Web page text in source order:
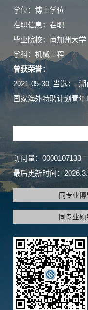
学位：博士学位
在职信息：在职
毕业院校：南加州大学
学科：机械工程
曾获荣誉：
2021-05-30 当选： 湖
国家海外特聘计划青年
访问量： 0000107133
最后更新时间： 2026.3.
同专业博
同专业硕